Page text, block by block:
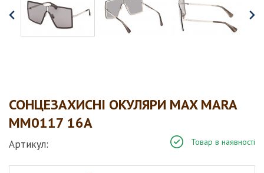
СОНЦЕЗАХИСНІ ОКУЛЯРИ MAX MARA
MM0117 16A
Артикул: Товар в наявності